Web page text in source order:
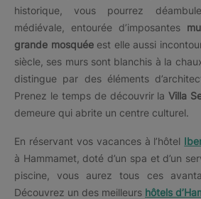
historique, vous pourrez
médiévale, entourée d’imposantes
grande mosquéeest elle aussi
siècle, ses murs sont blanchis à la
distingue par des éléments
Prenez le temps de découvrir laVilla
demeure qui abrite un centre culturel.
En réservant vos vacances à l’hôtel
à Hammamet, doté d’un spa et d’un
piscine, vous aurez tous ces
Découvrez un des meilleurs hôtels